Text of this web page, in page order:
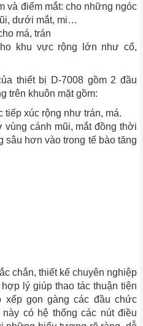
và điểm mắt: cho những ngóc
dưới mắt, mi…
má, trán
khu vực rộng lớn như cổ,
thiết bị D-7008 gồm 2 đầu
trên khuôn mặt gồm:
xúc rộng như trán, má.
cánh mũi, mắt đồng thời
sâu hơn vào trong tế bào tăng
chắn, thiết kế chuyên nghiệp
lý giúp thao tác thuận tiện
xếp gọn gàng các đầu chức
có hệ thống các nút điều